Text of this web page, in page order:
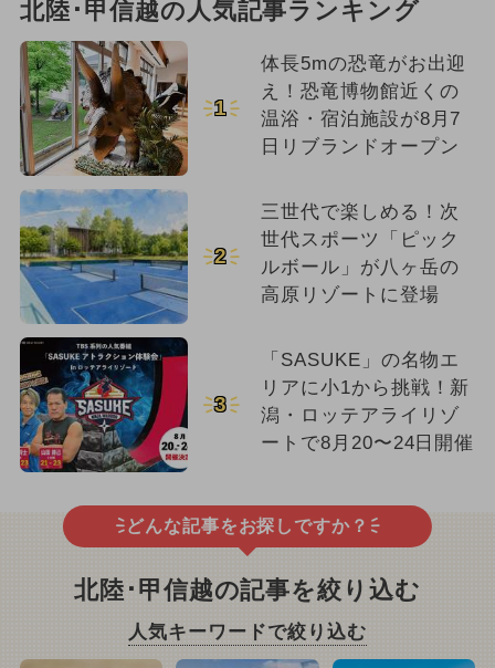
北陸･甲信越の人気記事ランキング
1
体長5mの恐竜がお出迎
え！恐竜博物館近くの
温浴・宿泊施設が8月7
日リブランドオープン
2
三世代で楽しめる！次
世代スポーツ「ピック
ルボール」が八ヶ岳の
高原リゾートに登場
3
「SASUKE」の名物エ
リアに小1から挑戦！新
潟・ロッテアライリゾ
ートで8月20〜24日開催
どんな記事をお探しですか？
北陸･甲信越の記事を絞り込む
人気キーワードで絞り込む